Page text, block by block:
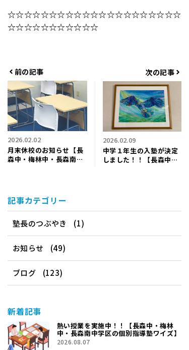
☆☆☆☆☆☆☆☆☆☆☆☆☆☆☆☆☆☆☆☆☆
☆☆☆☆☆☆☆☆☆☆☆
前の記事
2026.02.02
月末休校のお知らせ【長
森中・梅林中・長森南中
次の記事
2026.02.09
中学１年生の入塾が決定
しました！！【長森中・
記事カテゴリー
塾長のつぶやき (1)
お知らせ (49)
ブログ (123)
新着記事
熱い授業を実施中！！【長森中・梅林
中・長森南中学区の個別指導塾ワイズ】
2026.08.07